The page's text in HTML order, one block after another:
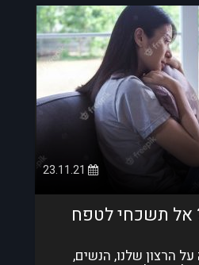
23.11.21
אל תשכחי לטפח
הרצון שלנו, הנשים,